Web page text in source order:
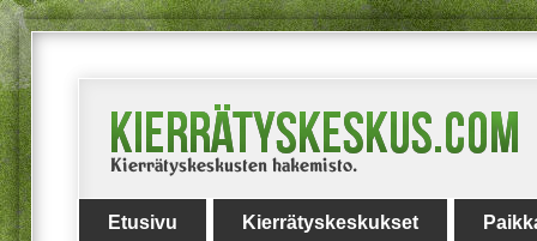
Etusivu Kierrätyskeskukset